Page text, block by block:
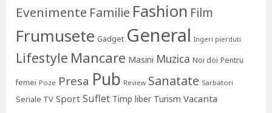
Evenimente Familie Fashion Film
Frumusete Gadget General Ingeri pierduti
Lifestyle Mancare Masini Muzica Noi doi Pentru
femei Poze Presa Pub Review Sanatate Sarbatori
Seriale TV Sport Suflet Timp liber Turism Vacanta